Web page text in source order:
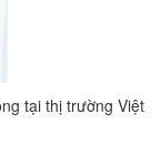
tại thị trường Việt